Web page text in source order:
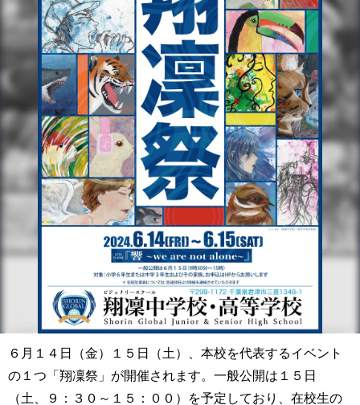
６月１４日（金）１５日（土）、本校を代表するイベント
の１つ「翔凜祭」が開催されます。一般公開は１５日
（土、９：３０～１５：００）を予定しており、在校生の